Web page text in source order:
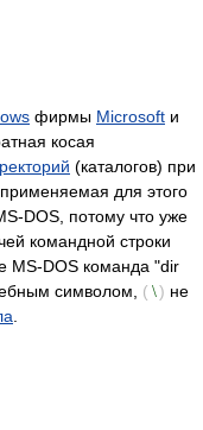
фирмы Microsoft и
косая
(каталогов) при
для этого
DOS, потому что уже
командной строки
MS-DOS команда "dir
символом, ( \) не